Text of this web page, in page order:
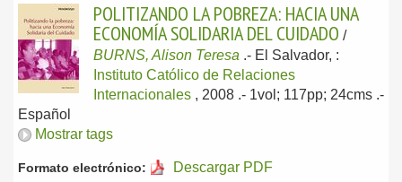
POLITIZANDO LA POBREZA: HACIA UNA
ECONOMÍA SOLIDARIA DEL CUIDADO /
BURNS, Alison Teresa .- El Salvador, :
Instituto Católico de Relaciones
Internacionales , 2008 .- 1vol; 117pp; 24cms .-
Español
Mostrar tags
Formato electrónico: Descargar PDF